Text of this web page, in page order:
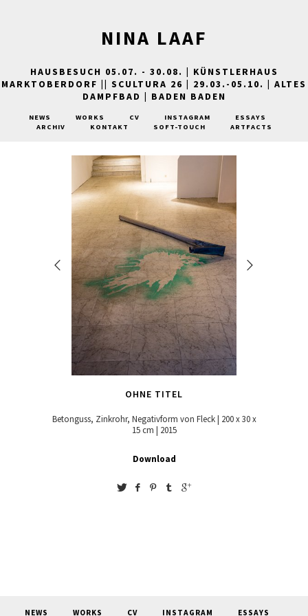
NINA LAAF
HAUSBESUCH 05.07. - 30.08. | KÜNSTLERHAUS
MARKTOBERDORF || SCULTURA 26 | 29.03.-05.10. | ALTES
DAMPFBAD | BADEN BADEN
NEWS WORKS CV INSTAGRAM
ESSAYS
ARCHIV
KONTAKT SOFT-TOUCH ARTFACTS
OHNE TITEL
Betonguss, Zinkrohr, Negativform von Fleck | 200 x 30 x
15 cm | 2015
Download
NEWS WORKS CV INSTAGRAM ESSAYS